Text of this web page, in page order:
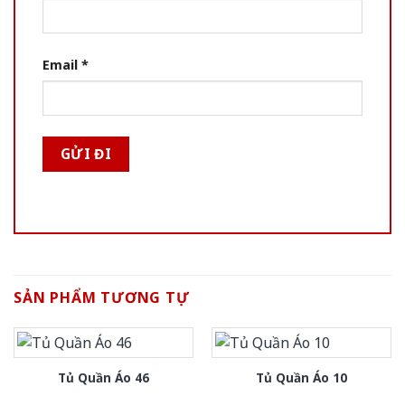
Email *
SẢN PHẨM TƯƠNG TỰ
Tủ Quần Áo 46 Tủ Quần Áo 10